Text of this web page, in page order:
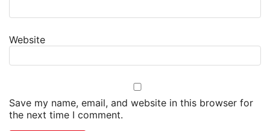
Website
Save my name, email, and website in this browser for
the next time I comment.